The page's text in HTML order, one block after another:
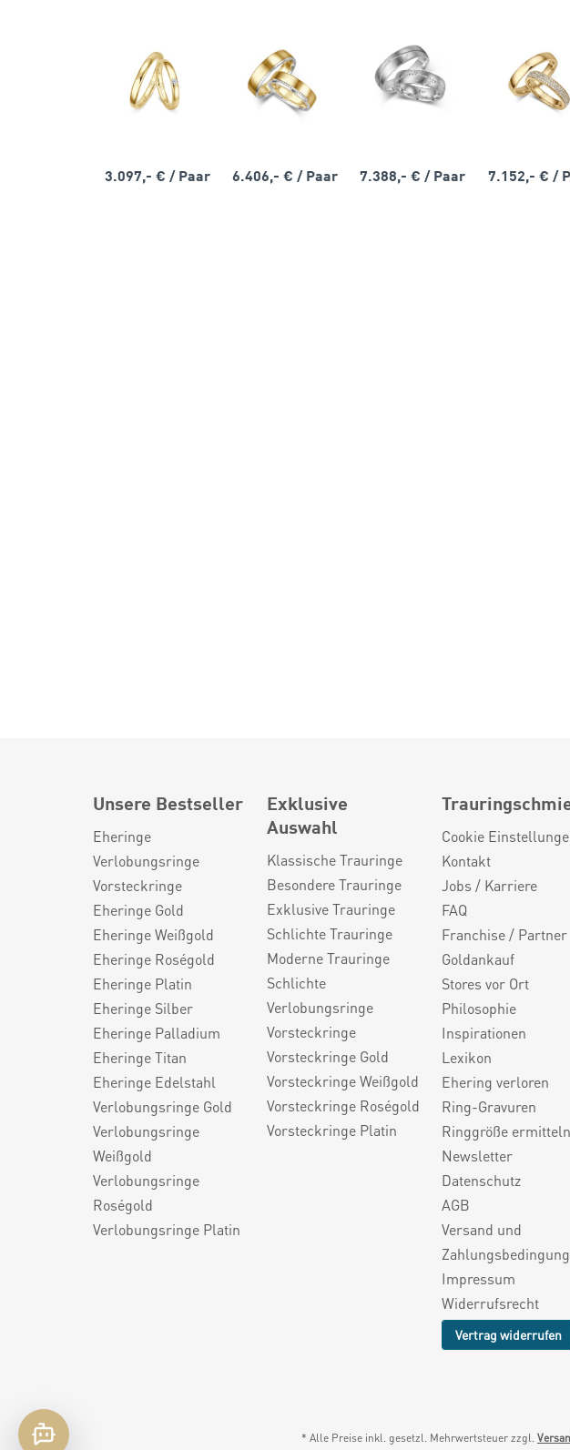
3.097,- € / Paar 6.406,- €/ Paar 7.388,- €/ Paar 7.152,- € /
Unsere Bestseller
Eheringe
Verlobungsringe
Vorsteckringe
Eheringe Gold
Eheringe Weißgold
Eheringe Roségold
Eheringe Platin
Eheringe Silber
Eheringe Palladium
Eheringe Titan
Eheringe Edelstahl
Verlobungsringe Gold
Verlobungsringe
Weißgold
Verlobungsringe
Roségold
Verlobungsringe Platin
Exklusive
Auswahl
Klassische Trauringe
Besondere Trauringe
Exklusive Trauringe
Schlichte Trauringe
Moderne Trauringe
Schlichte
Verlobungsringe
Vorsteckringe
Vorsteckringe Gold
Vorsteckringe Weißgold
Vorsteckringe Roségold
Vorsteckringe Platin
Cookie
Kontakt
Jobs / Karriere
FAQ
Franchise / Partner
Goldankauf
Stores vor Ort
Philosophie
Inspirationen
Lexikon
Ehering verloren
Ring-Gravuren
Ringgröße ermitteln
Newsletter
Datenschutz
AGB
Versand und
Impressum
Widerrufsrecht
Vertrag widerrufen
* Alle Preise inkl. gesetzl. Mehrwertsteuer zzgl.